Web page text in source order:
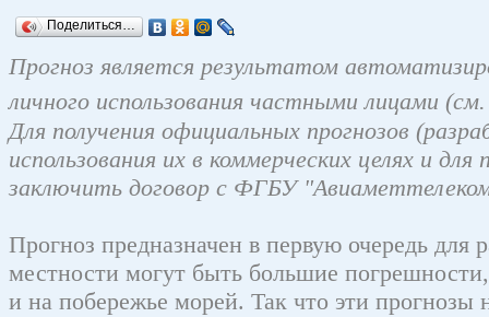
Поделиться…
Прогноз является результатом
личного использования частными лицами
Для получения официальных прогнозов
использования их в коммерческих целях и
заключить договор с ФГБУ
Прогноз предназначен в первую очередь
местности могут быть большие
и на побережье морей. Так что эти